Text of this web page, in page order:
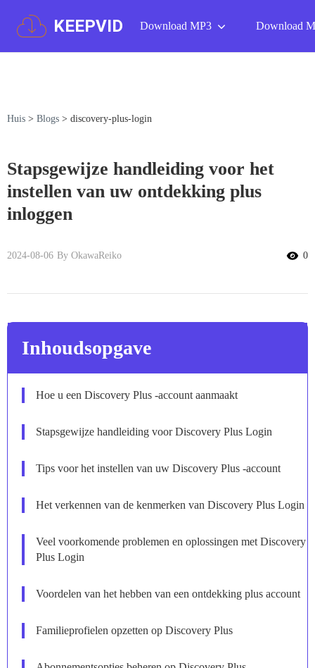
KEEPVID Download MP3 Download
Huis > Blogs > discovery-plus-login
Stapsgewijze handleiding voor het
instellen van uw ontdekking plus
inloggen
2024-08-06 By OkawaReiko 0
Inhoudsopgave
Hoe u een Discovery Plus -account aanmaakt
Stapsgewijze handleiding voor Discovery Plus Login
Tips voor het instellen van uw Discovery Plus -account
Het verkennen van de kenmerken van Discovery Plus Login
Veel voorkomende problemen en oplossingen met Discovery
Plus Login
Voordelen van het hebben van een ontdekking plus account
Familieprofielen opzetten op Discovery Plus